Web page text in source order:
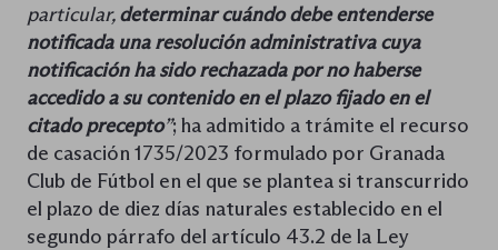
particular,determinar cuándo debe entenderse
notificada una resolución administrativa cuya
notificación ha sido rechazada por no haberse
accedido a su contenido en el plazo fijado en el
citado precepto”; ha admitido a trámite el recurso
de casación 1735/2023 formulado por Granada
Club de Fútbol en el que se plantea si transcurrido
el plazo de diez días naturales establecido en el
segundo párrafo del artículo 43.2 de la Ley